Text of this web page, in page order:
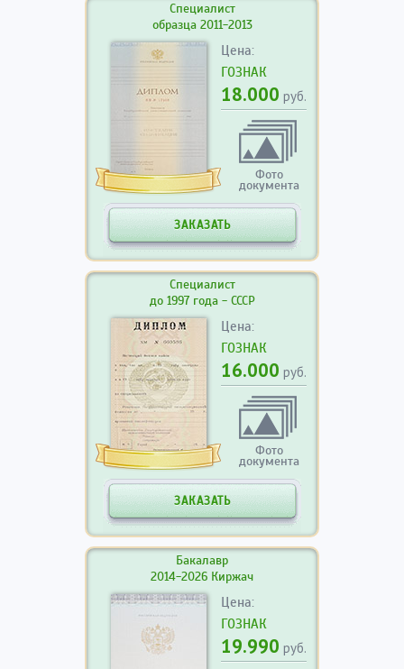
Специалист
образца 2011-2013
Цена:
ГОЗНАК
18.000 руб.
Фото
документа
ЗАКАЗАТЬ
Специалист
до 1997 года - СССР
Цена:
ГОЗНАК
16.000 руб.
Фото
документа
ЗАКАЗАТЬ
Бакалавр
2014-2026 Киржач
Цена:
ГОЗНАК
19.990 руб.